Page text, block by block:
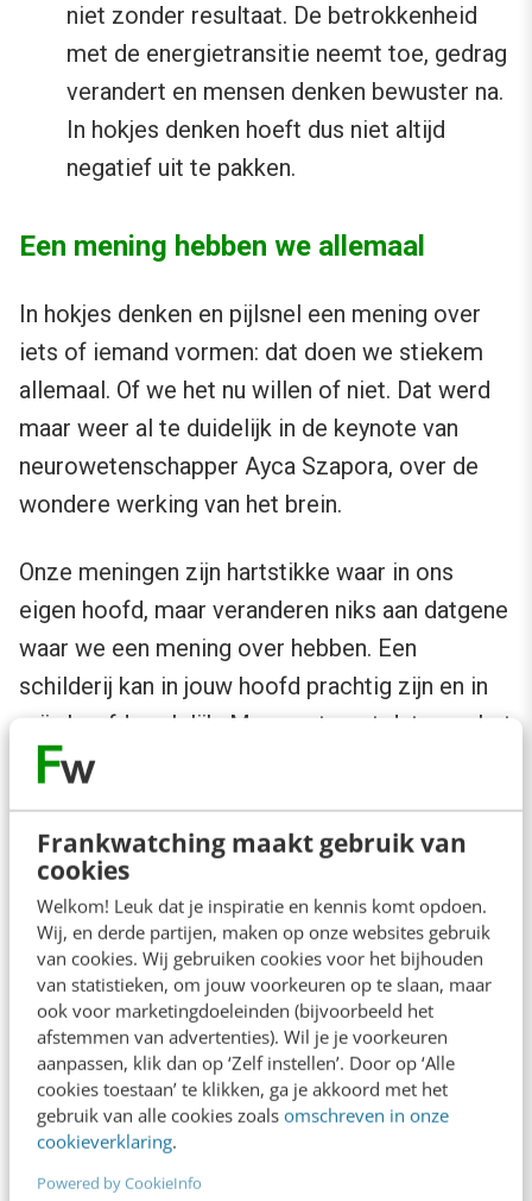
Frankwatching maakt gebruik van
cookies
Welkom! Leuk dat je inspiratie en kennis komt opdoen.
Wij, en derde partijen, maken op onze websites gebruik
van cookies. Wij gebruiken cookies voor het bijhouden
van statistieken, om jouw voorkeuren op te slaan, maar
ook voor marketingdoeleinden (bijvoorbeeld het
afstemmen van advertenties). Wil je je voorkeuren
aanpassen, klik dan op ‘Zelf instellen’. Door op ‘Alle
cookies toestaan’ te klikken, ga je akkoord met het
gebruik van alle cookies zoals omschreven in onze
cookieverklaring.
Powered by CookieInfo
niet zonder resultaat. De betrokkenheid
met de energietransitie neemt toe, gedrag
verandert en mensen denken bewuster na.
In hokjes denken hoeft dus niet altijd
negatief uit te pakken.
Een mening hebben we allemaal
In hokjes denken en pijlsnel een mening over
iets of iemand vormen: dat doen we stiekem
allemaal. Of we het nu willen of niet. Dat werd
maar weer al te duidelijk in de keynote van
neurowetenschapper Ayca Szapora, over de
wondere werking van het brein.
Onze meningen zijn hartstikke waar in ons
eigen hoofd, maar veranderen niks aan datgene
waar we een mening over hebben. Een
schilderij kan in jouw hoofd prachtig zijn en in
mijn hoofd oerlelijk. Maar wat zegt dat over het
schilderij? Precies, niks.
Lees ook:Deze 7 contenttrends voor 2025
houden je scherp
Alles is perceptie, in ons eigen hoofd. We
moeten de focus soms net even anders leggen,
want je kijkt nooit naar dezelfde wereld als je
klant of collega. Probeer iets dus altijd vanuit